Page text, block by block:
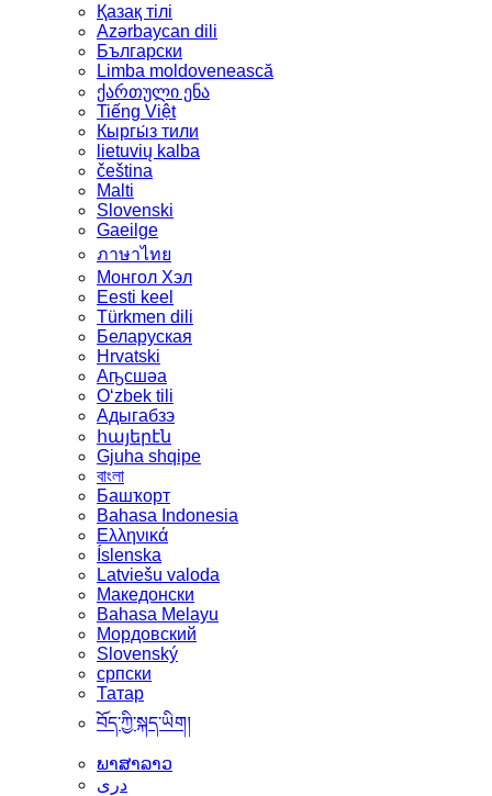
Қазақ тілі
Azərbaycan dili
Български
Limba moldovenească
ქართული ენა
Tiếng Việt
Кыргы́з тили
lietuvių kalba
čeština
Malti
Slovenski
Gaeilge
ภาษาไทย
Монгол Хэл
Eesti keel
Türkmen dili
Беларуская
Hrvatski
Аҧсшәа
Oʻzbek tili
Адыгабзэ
հայերէն
Gjuha shqipe
বাংলা
Башҡорт
Bahasa Indonesia
Ελληνικά
Íslenska
Latviešu valoda
Македонски
Bahasa Melayu
Мордовский
Slovenský
српски
Татар
བོད་ཀྱི་སྐད་ཡིག།
ພາສາລາວ
دری